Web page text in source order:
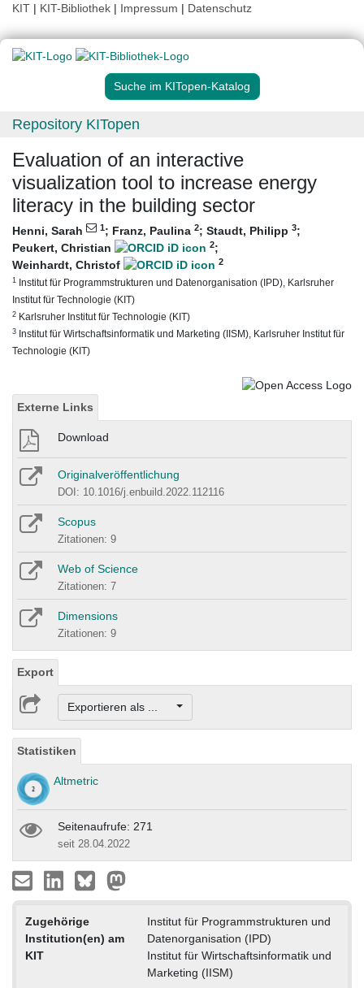
KIT | KIT-Bibliothek | Impressum | Datenschutz
Suche im KITopen-Katalog
Repository KITopen
Evaluation of an interactive
visualization tool to increase energy
literacy in the building sector
Henni, Sarah 1; Franz, Paulina 2; Staudt, Philipp 3;
Peukert, Christian
2;
Weinhardt, Christof
2
1 Institut für Programmstrukturen und Datenorganisation (IPD), Karlsruher
Institut für Technologie (KIT)
2 Karlsruher Institut für Technologie (KIT)
3 Institut für Wirtschaftsinformatik und Marketing (IISM), Karlsruher Institut für
Technologie (KIT)
Externe Links
Download
Originalveröffentlichung
DOI: 10.1016/j.enbuild.2022.112116
Scopus
Zitationen: 9
Web of Science
Zitationen: 7
Dimensions
Zitationen: 9
Export
Exportieren als ...
Statistiken
Altmetric
Seitenaufrufe: 271
seit 28.04.2022
Zugehörige
Institution(en) am
KIT
Institut für Programmstrukturen und
Datenorganisation (IPD)
Institut für Wirtschaftsinformatik und
Marketing (IISM)